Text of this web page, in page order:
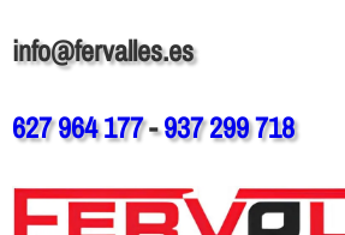
info@fervalles.es
627 964 177-937 299 718